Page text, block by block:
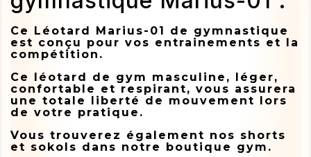
Ce Léotard Marius-01 de gymnastique
est conçu pour vos entrainements et la
compétition.
Ce léotard de gym masculine, léger,
confortable et respirant, vous assurera
une totale liberté de mouvement lors
de votre pratique.
Vous trouverez également nos shorts
et sokols dans notre boutique gym.